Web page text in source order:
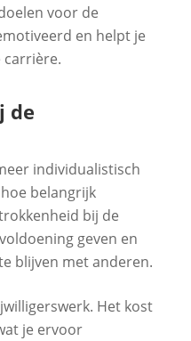
voor de
en helpt je
de
individualistisch
belangrijk
bij de
geven en
blijven met anderen.
Het kost
je ervoor